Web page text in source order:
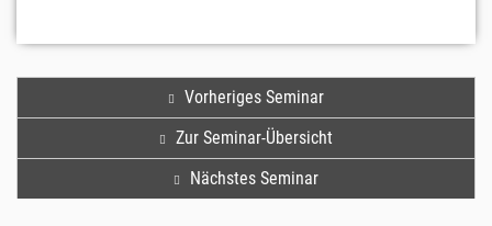
Vorheriges Seminar
Zur Seminar-Übersicht
Nächstes Seminar